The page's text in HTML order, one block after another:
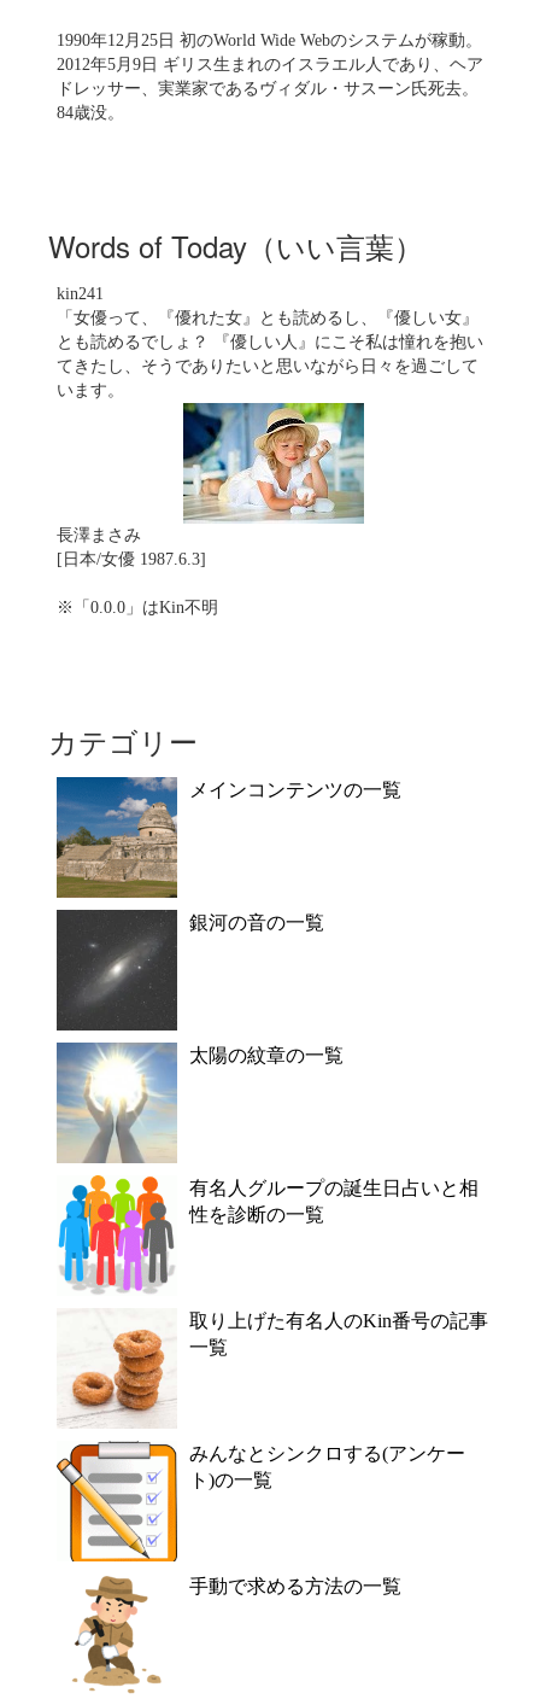
1990年12月25日 初のWorld Wide Webのシステムが稼動。
2012年5月9日 ギリス生まれのイスラエル人であり、ヘア
ドレッサー、実業家であるヴィダル・サスーン氏死去。
84歳没。
Words of Today（いい言葉）
kin241
「女優って、『優れた女』とも読めるし、『優しい女』
とも読めるでしょ？ 『優しい人』にこそ私は憧れを抱い
てきたし、そうでありたいと思いながら日々を過ごして
います。
長澤まさみ
[日本/女優 1987.6.3]
※「0.0.0」はKin不明
カテゴリー
メインコンテンツの一覧
銀河の音の一覧
太陽の紋章の一覧
有名人グループの誕生日占いと相
性を診断の一覧
取り上げた有名人のKin番号の記事
一覧
みんなとシンクロする(アンケー
ト)の一覧
手動で求める方法の一覧